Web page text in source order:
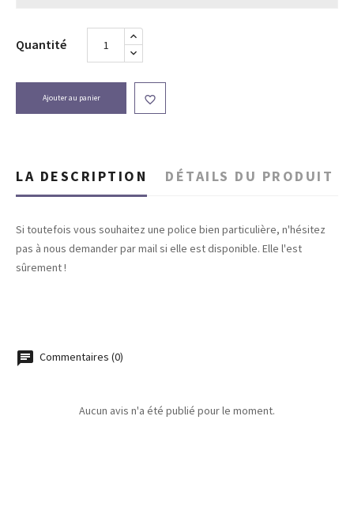
Quantité
Ajouter au panier 
LA DESCRIPTION DÉTAILS DU PRODUIT
Si toutefois vous souhaitez une police bien particulière, n'hésitez
pas à nous demander par mail si elle est disponible. Elle l'est
sûrement !
Commentaires (0)
Aucun avis n'a été publié pour le moment.